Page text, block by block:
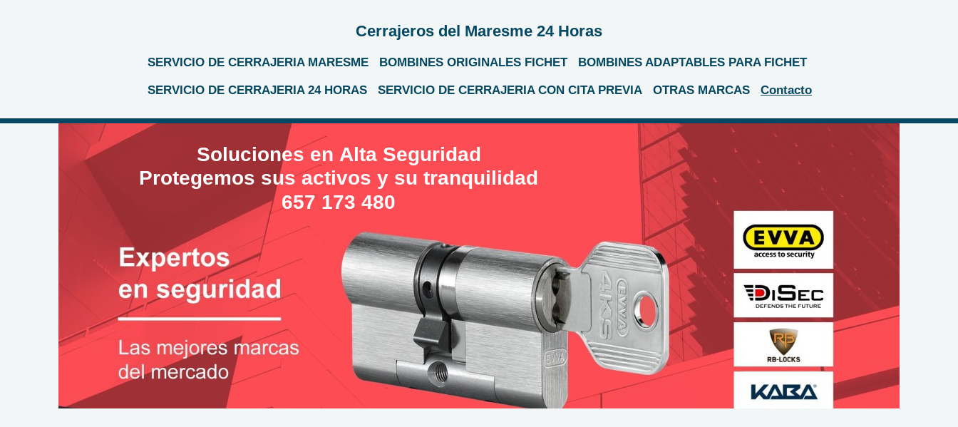
Cerrajeros del Maresme 24 Horas
SERVICIO DE CERRAJERIA MARESME BOMBINES ORIGINALES FICHET BOMBINES ADAPTABLES PARA FICHET
SERVICIO DE CERRAJERIA 24 HORAS SERVICIO DE CERRAJERIA CON CITA PREVIA OTRAS MARCAS Contacto
Soluciones en Alta Seguridad
Protegemos sus activos y su tranquilidad
657 173 480